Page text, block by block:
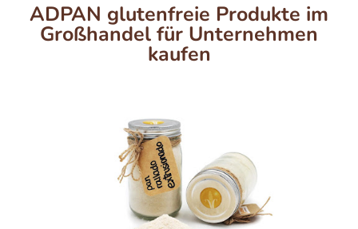
ADPAN glutenfreie Produkte im
Großhandel für Unternehmen
kaufen